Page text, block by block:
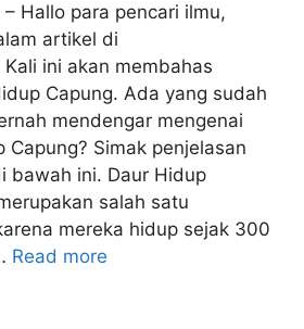
Hallo para pencari ilmu,
artikel di
ini akan membahas
Capung. Ada yang sudah
mendengar mengenai
Capung? Simak penjelasan
bawah ini. Daur Hidup
salah satu
mereka hidup sejak 300
Read more